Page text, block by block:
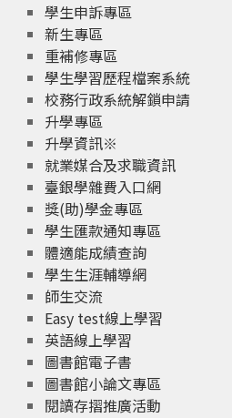
學生申訴專區
新生專區
重補修專區
學生學習歷程檔案系統
校務行政系統解鎖申請
升學專區
升學資訊※
就業媒合及求職資訊
臺銀學雜費入口網
獎(助)學金專區
學生匯款通知專區
體適能成績查詢
學生生涯輔導網
師生交流
Easy test線上學習
英語線上學習
圖書館電子書
圖書館小論文專區
閱讀存摺推廣活動